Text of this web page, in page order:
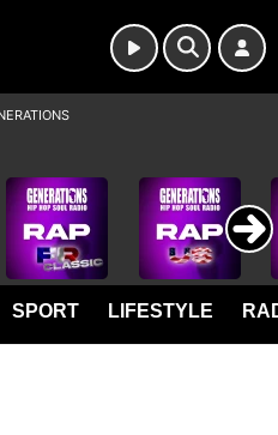
SPORT LIFESTYLE